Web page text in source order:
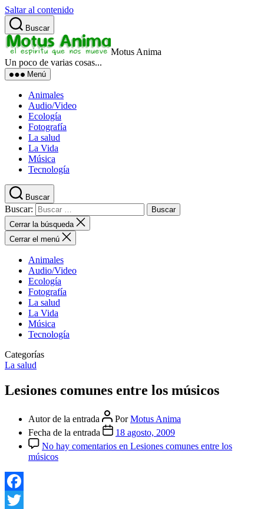
Saltar al contenido
Buscar
Motus Anima
Un poco de varias cosas...
Menú
Animales
Audio/Video
Ecología
Fotografía
La salud
La Vida
Música
Tecnología
Buscar
Buscar:
Cerrar la búsqueda
Cerrar el menú
Animales
Audio/Video
Ecología
Fotografía
La salud
La Vida
Música
Tecnología
Categorías
La salud
Lesiones comunes entre los músicos
Autor de la entrada PorMotus Anima
Fecha de la entrada
18 agosto, 2009
No hay comentarios en Lesiones comunes entre los
músicos
Facebook